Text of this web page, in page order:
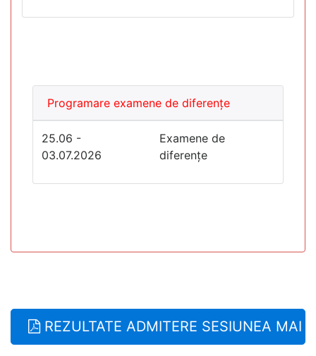
Programare examene de diferențe
25.06 -
03.07.2026
Examene de
diferențe
REZULTATE ADMITERE SESIUNEA